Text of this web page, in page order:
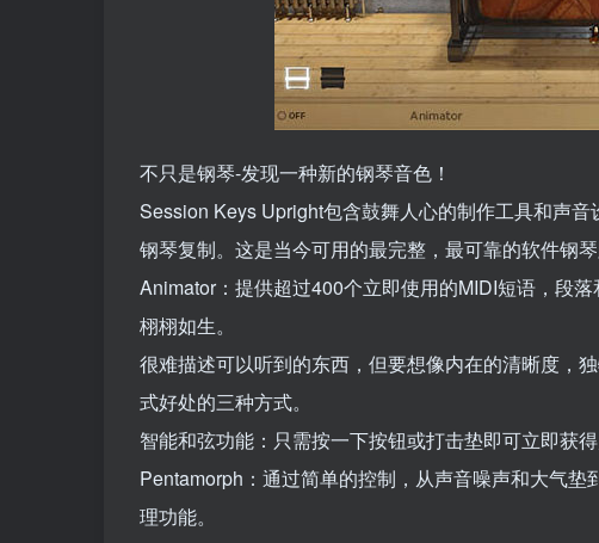
不只是钢琴-发现一种新的钢琴音色！
Session Keys Upright包含鼓舞人心的制作工具和声
钢琴复制。这是当今可用的最完整，最可靠的软件钢琴
Animator：提供超过400个立即使用的MIDI短语，段
栩栩如生。
很难描述可以听到的东西，但要想像内在的清晰度，
式好处的三种方式。
智能和弦功能：只需按一下按钮或打击垫即可立即获
Pentamorph：通过简单的控制，从声音噪声和大气
理功能。